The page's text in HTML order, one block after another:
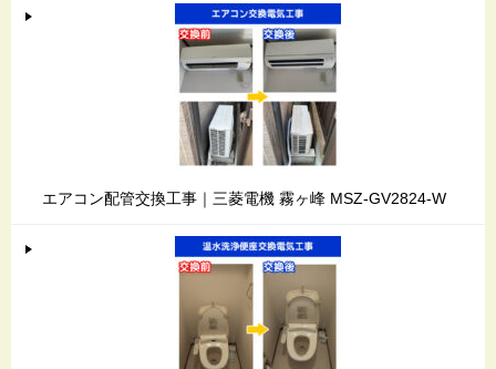
エアコン配管交換工事｜三菱電機 霧ヶ峰 MSZ-GV2824-W